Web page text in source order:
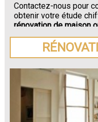
Contactez-nous pour
obtenir votre étude
rénovation de maison
Saint-Bernard.